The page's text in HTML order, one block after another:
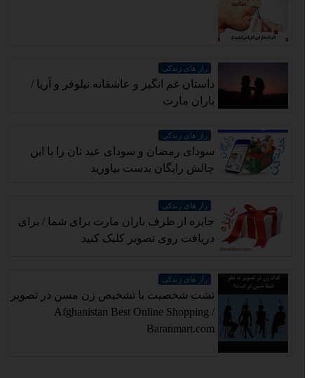
راز های زندکی
داستان غم انگیز و عاشقانه نیلوفر و آریا /
باران مارت
راز های زندکی
سودای رمضان و سودای عید تان را با این
چالش رایگان بدست بیاورید
راز های زندکی
جایزه از طرف باران مارت برای شما / برای
دریافت روی تصویر کلیک کنید
راز های زندکی
تشت شخصیت با تشخیص زن مسن در تصویر
/ Afghanistan Best Online Shopping
Baranmart.com